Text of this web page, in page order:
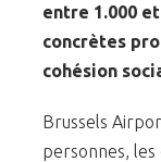
entre 1.000
concrètes
cohésion
Brussels
personnes,